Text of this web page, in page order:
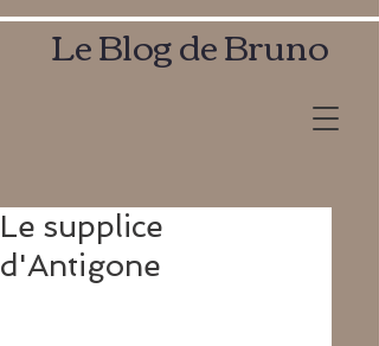
Le Blog de Bruno
Le supplice
d'Antigone